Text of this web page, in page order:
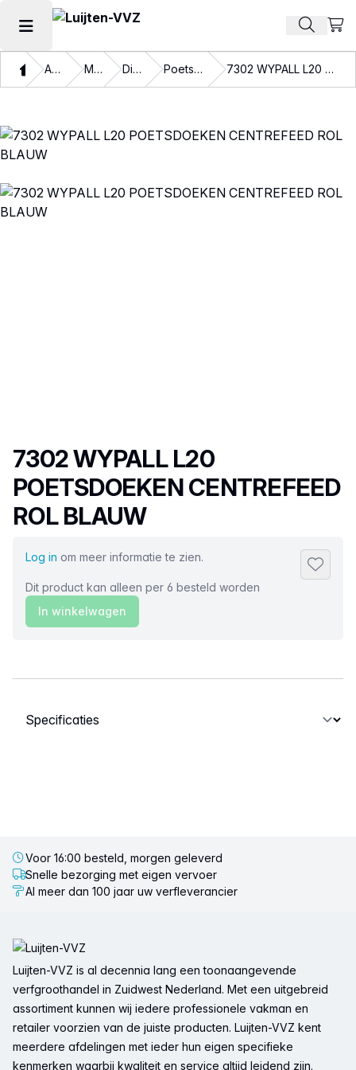
Hoofdmenu openen Zoek
ThuisAssortiment Materialen Disposables Poetspapier en doeken 7302 WYPALL L20 POETSDOEKEN CENTREFEED ROL BLAUW
Productnaam
7302 WYPALL L20
POETSDOEKEN CENTREFEED
ROL BLAUW
Log in om meer informatie te zien.
Dit product kan alleen per 6 besteld worden
In winkelwagen
Selecteer een tabblad
Voor 16:00 besteld, morgen geleverd
Snelle bezorging met eigen vervoer
Al meer dan 100 jaar uw verfleverancier
Luijten-VVZ is al decennia lang een toonaangevende
verfgroothandel in Zuidwest Nederland. Met een uitgebreid
assortiment kunnen wij iedere professionele vakman en
retailer voorzien van de juiste producten. Luijten-VVZ kent
meerdere afdelingen met ieder hun eigen specifieke
kenmerken waarbij kwaliteit en service altijd leidend zijn.